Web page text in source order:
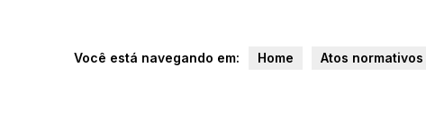
Você está navegando em: Home Atos normativos